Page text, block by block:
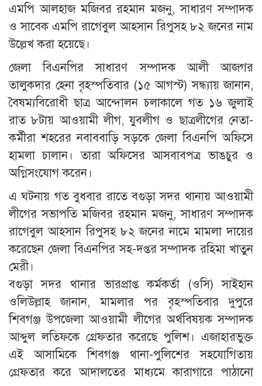
এমপি আলহাজ মজিবর রহমান মজনু, সাধারণ সম্পাদক
ও সাবেক এমপি রাগেবুল আহসান রিপুসহ ৮২ জনের নাম
উল্লেখ করা হয়েছে।
জেলা বিএনপির সাধারণ সম্পাদক আলী আজগর
তালুকদার হেনা বৃহস্পতিবার (১৫ আগস্ট) সন্ধ্যায় জানান,
বৈষম্যবিরোধী ছাত্র আন্দোলন চলাকালে গত ১৬ জুলাই
রাত ৮টায় আওয়ামী লীগ, যুবলীগ ও ছাত্রলীগের নেতা-
কর্মীরা শহরের নবাববাড়ি সড়কে জেলা বিএনপি অফিসে
হামলা চালান। তারা অফিসের আসবাবপত্র ভাঙচুর ও
অগ্নিসংযোগ করেন।
এ ঘটনায় গত বুধবার রাতে বগুড়া সদর থানায় আওয়ামী
লীগের সভাপতি মজিবর রহমান মজনু, সাধারণ সম্পাদক
রাগেবুল আহসান রিপুসহ ৮২ জনের নামে মামলা দায়ের
করেছেন জেলা বিএনপির সহ-দপ্তর সম্পাদক রহিমা খাতুন
মেরী।
বগুড়া সদর থানার ভারপ্রাপ্ত কর্মকর্তা (ওসি) সাইহান
ওলিউল্লাহ জানান, মামলার পর বৃহস্পতিবার দুপুরে
শিবগঞ্জ উপজেলা আওয়ামী লীগের অর্থবিষয়ক সম্পাদক
আব্দুল লতিফকে গ্রেফতার করেছে পুলিশ। এজাহারভুক্ত
এই আসামিকে শিবগঞ্জ থানা-পুলিশের সহযোগিতায়
গ্রেফতার করে আদালতের মাধ্যমে কারাগারে পাঠানো